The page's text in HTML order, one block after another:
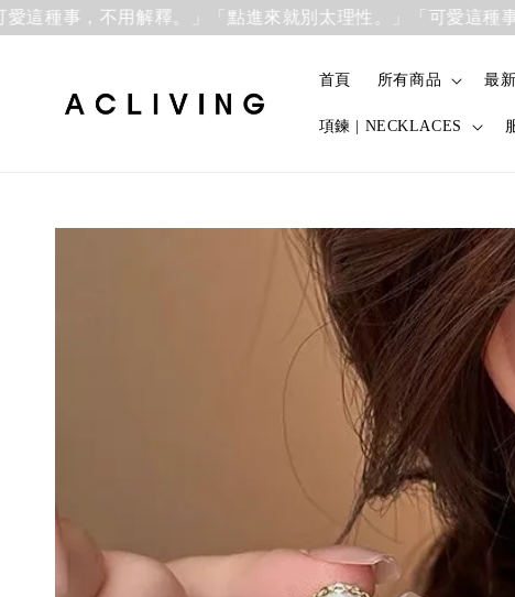
，不用解釋。」「點進來就別太理性。」「可愛這種事，不用
首頁 所有商品 最
項鍊 | NECKLACES